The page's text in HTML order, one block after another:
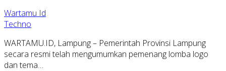
Wartamu Id
Techno
WARTAMU.ID, Lampung – Pemerintah Provinsi Lampung
secara resmi telah mengumumkan pemenang lomba logo
dan tema…